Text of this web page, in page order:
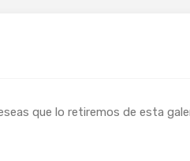
que lo retiremos de esta